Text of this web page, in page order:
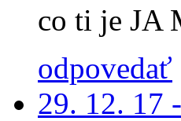
co ti je JA
odpovedať
29. 12. 17